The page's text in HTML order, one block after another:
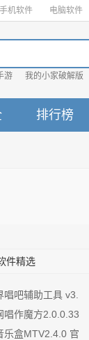
手机软件 电脑软件
游 我的小家破解版
排行榜
件精选
唱吧辅助工具 v3.
唱作魔方2.0.0.33
乐盒MTV2.4.0 官